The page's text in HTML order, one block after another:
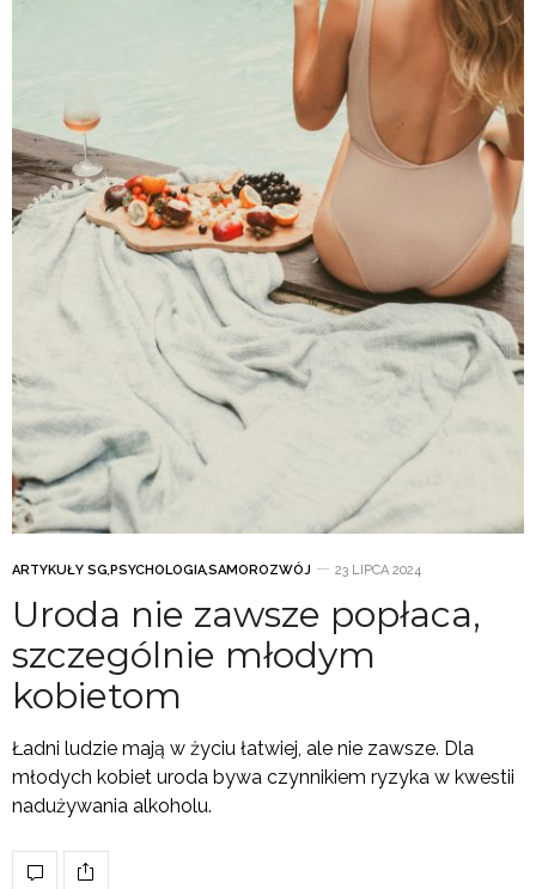
ARTYKUŁY SG,PSYCHOLOGIA,SAMOROZWÓJ 23 LIPCA 2024
Uroda nie zawsze popłaca,
szczególnie młodym
kobietom
Ładni ludzie mają w życiu łatwiej, ale nie zawsze. Dla
młodych kobiet uroda bywa czynnikiem ryzyka w kwestii
nadużywania alkoholu.